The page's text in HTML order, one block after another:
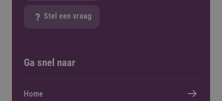
Stel een vraag
Ga snel naar
Home